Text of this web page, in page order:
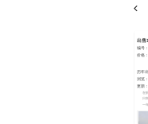
出售
编号：
价格：
历年
浏览：
更新：
在航
日
一